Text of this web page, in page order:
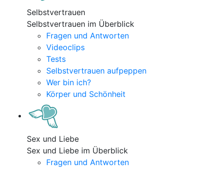
Selbstvertrauen
Selbstvertrauen im Überblick
Fragen und Antworten
Videoclips
Tests
Selbstvertrauen aufpeppen
Wer bin ich?
Körper und Schönheit
Sex und Liebe
Sex und Liebe im Überblick
Fragen und Antworten